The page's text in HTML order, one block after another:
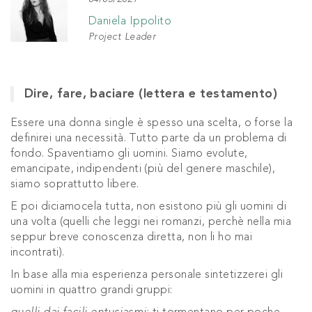
Daniela Ippolito
Project Leader
Dire, fare, baciare (lettera e testamento)
Essere una donna single è spesso una scelta, o forse la
definirei una necessità. Tutto parte da un problema di
fondo. Spaventiamo gli uomini. Siamo evolute,
emancipate, indipendenti (più del genere maschile),
siamo soprattutto libere.
E poi diciamocela tutta, non esistono più gli uomini di
una volta (quelli che leggi nei romanzi, perchè nella mia
seppur breve conoscenza diretta, non li ho mai
incontrati).
In base alla mia esperienza personale sintetizzerei gli
uomini in quattro grandi gruppi: